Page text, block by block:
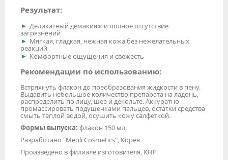
Результат:
Деликатный демакияж и полное отсутствие
загрязнений
Мягкая, гладкая, нежная кожа без нежелательных
реакций
Комфортные ощущения и свежесть
Рекомендации по использованию:
Встряхнуть флакон до преобразования жидкости в пену.
Выдавить небольшое количество препарата на ладонь,
распределить по лицу, шее и декольте. Аккуратно
промассировать подушечками пальцев, остатки средства
смыть теплой водой, осушить кожу салфеткой.
Формы выпуска: флакон 150 мл.
Разработано "Meoli Cosmetics", Корея
Произведено в филиале изготовителя, КНР